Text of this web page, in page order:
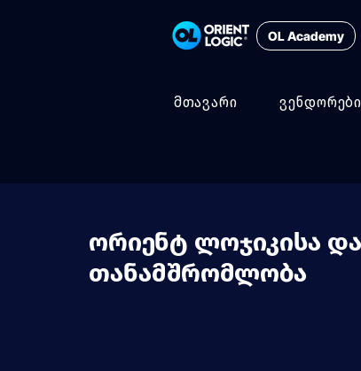
OL Academy
მთავარი ვენდორები
ორიენტ ლოჯიკისა
თანამშრომლობა